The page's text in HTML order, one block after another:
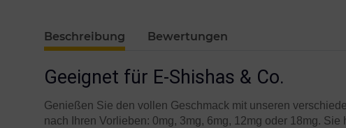
Beschreibung Bewertungen
Geeignet für E-Shishas & Co.
Genießen Sie den vollen Geschmack mit unseren
nach Ihren Vorlieben: 0mg, 3mg, 6mg, 12mg oder 18mg.